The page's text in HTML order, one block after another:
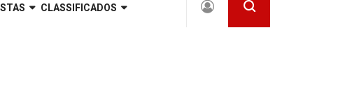
CLASSIFICADOS